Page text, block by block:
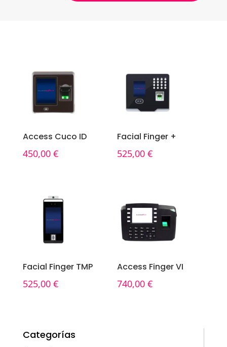
Categorías
Access Cuco ID
450,00 €
Facial Finger +
525,00€
Facial Finger TMP
525,00 €
Access Finger VI
740,00€